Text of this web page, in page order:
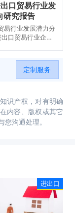
口贸易行业发
研究报告
行业发展潜力分
口贸易行业企业
，2020-2025年中
规划建议。
定制服务
识产权，对有明确
内容、版权或其它
沟通处理。
进出口